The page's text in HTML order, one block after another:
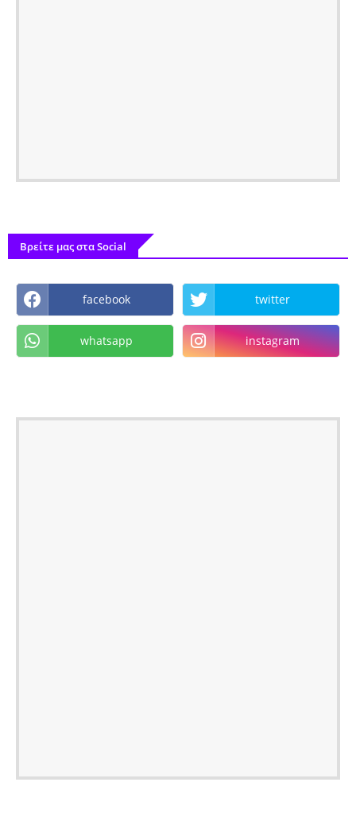
Βρείτε μας στα Social
facebook twitter
whatsapp instagram